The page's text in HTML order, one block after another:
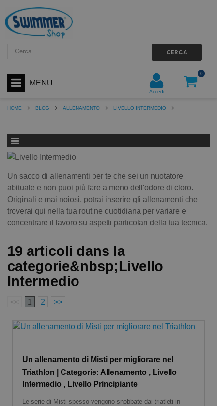
CERCA
MENU
0
Accedi
HOME BLOG ALLENAMENTO LIVELLO INTERMEDIO
Un sacco di allenamenti per te che sei un nuotatore
abituale e non puoi più fare a meno dell'odore di cloro.
Originali e mai noiosi, potrai inserire gli allenamenti che
troverai qui nella tua routine quotidiana per variare e
concentrare il lavoro su aspetti particolari della tua tecnica.
19 articoli dans la
categorie&nbsp;Livello
Intermedio
<< 1 2 >>
Un allenamento di Misti per migliorare nel
Triathlon | Categorie: Allenamento , Livello
Intermedio , Livello Principiante
Le serie di Misti spesso vengono snobbate dai triatleti in